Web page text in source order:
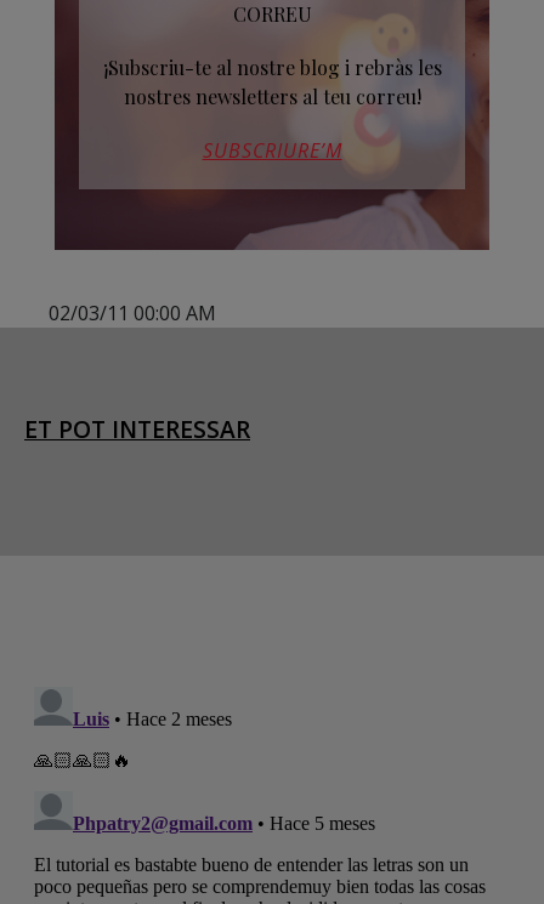
CORREU
¡Subscriu-te al nostre blog i rebràs les
nostres newsletters al teu correu!
SUBSCRIURE’M
02/03/11 00:00 AM
ET POT INTERESSAR